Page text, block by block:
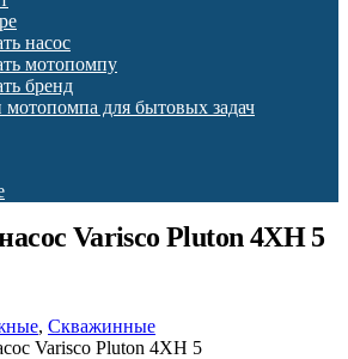
насос
мотопомпу
бренд
мотопомпа для бытовых задач
Varisco Pluton 4XH 5
, Скважинные
Varisco Pluton 4XH 5